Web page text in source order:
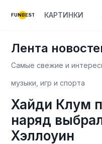
FUNBEST КАРТИНКИ
Лента
Самые свежие и
музыки, игр и спорта
Хайди Клум
наряд
Хэллоуин